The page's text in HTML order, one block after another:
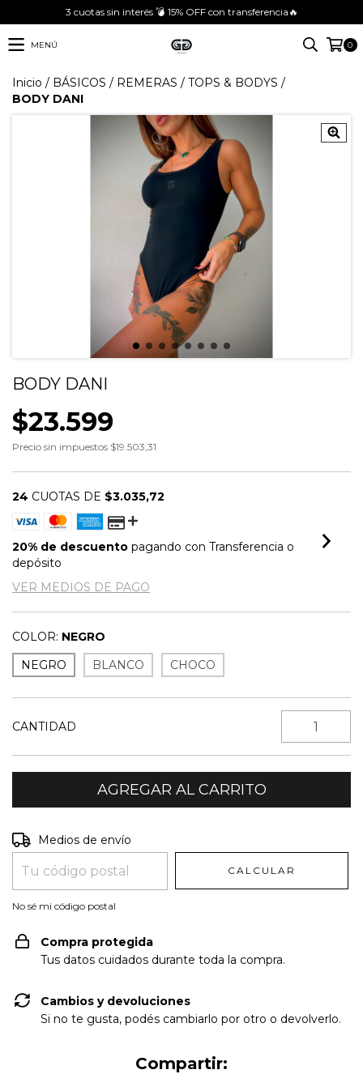
3 cuotas sin interés 💣 15% OFF con transferencia🔥
MENÚ 0
Inicio / BÁSICOS / REMERAS / TOPS & BODYS /
BODY DANI
BODY DANI
$23.599
Precio sin impuestos $19.503,31
24 CUOTAS DE $3.035,72
20% de descuento pagando con Transferencia o
depósito
VER MEDIOS DE PAGO
COLOR: NEGRO
NEGRO
BLANCO CHOCO
CANTIDAD
Entregas para el CP:
Medios de envío
CALCULAR
No sé mi código postal
Compra protegida
Tus datos cuidados durante toda la compra.
Cambios y devoluciones
Si no te gusta, podés cambiarlo por otro o devolverlo.
Compartir: